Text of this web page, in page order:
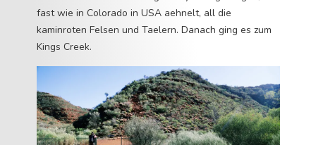
fast wie in Colorado in USA aehnelt, all die
kaminroten Felsen und Taelern. Danach ging es zum
Kings Creek.